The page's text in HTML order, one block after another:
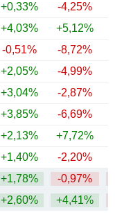
+0,33% -4,25%
+4,03% +5,12%
-0,51% -8,72%
+2,05% -4,99%
+3,04% -2,87%
+3,85% -6,69%
+2,13% +7,72%
+1,40% -2,20%
+1,78% -0,97%
+2,60% +4,41%